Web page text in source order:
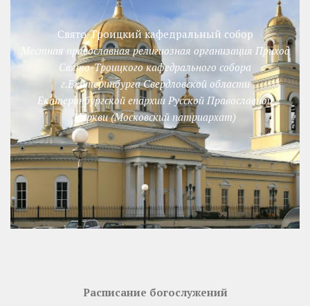
Свято-Троицкий кафедральный собор
Местная православная религиозная организация Приход
Свято-Троицкого кафедрального собора
г.Екатеринбурга Свердловской области
Екатеринбургской епархии Русской Православной
Церкви (Московский патриархат)
Расписание богослужений